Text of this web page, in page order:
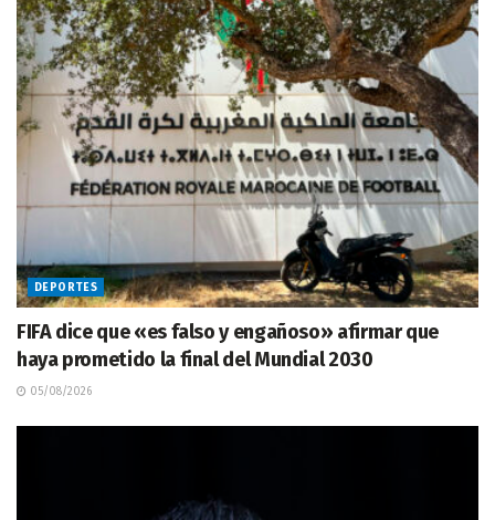
DEPORTES
FIFA dice que «es falso y engañoso» afirmar que
haya prometido la final del Mundial 2030
05/08/2026